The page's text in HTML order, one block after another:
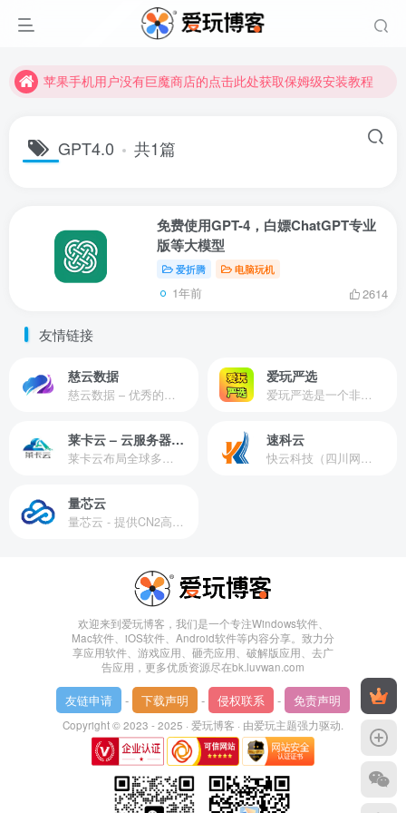
苹果手机用户没有巨魔商店的点击此处获取保姆级安装教程
苹果手机用户没有巨魔商店的点击此处获取保姆级安装教程
GPT4.0 共1篇
免费使用GPT-4，白嫖ChatGPT专业
版等大模型
爱折腾 电脑玩机
1年前 2614
友情链接
慈云数据
慈云数据 – 优秀的云服务器服务商，提供最具有性价比的产品。慈云数据是开发者必不可少的良心云
爱玩严选
爱玩严选是一个非常有保障且性价比极高的虚拟商城，包括但不限于苹果证书、技术指导、会员充值等多种虚拟服务！
莱卡云 – 云服务器提供商
莱卡云布局全球多个地理区域。提供服务有：境外云服务器、国内云服务器、独立服务器、服务器托管、CDN、SSL证书、游戏服务器等业务。
速科云
快云科技（四川网联快云科技有限公司）成立于2021年，主营互联网业务平台服务提供商。公司专注为用户提供低价高性能云计算产品，致力于云计算应用的易用性开发，并引导云计算在国内普及
量芯云
量芯云 - 提供CN2高速香港美国云服务器&专业高防服务器租用等云服务器供应商
欢迎来到爱玩博客，我们是一个专注Windows软件、
Mac软件、iOS软件、Android软件等内容分享。致力分
享应用软件、游戏应用、砸壳应用、破解版应用、去广
告应用，更多优质资源尽在bk.luvwan.com
友链申请 - 下载声明 - 侵权联系 - 免责声明
Copyright © 2023 - 2025 · 爱玩博客 · 由爱玩主题强力驱动.